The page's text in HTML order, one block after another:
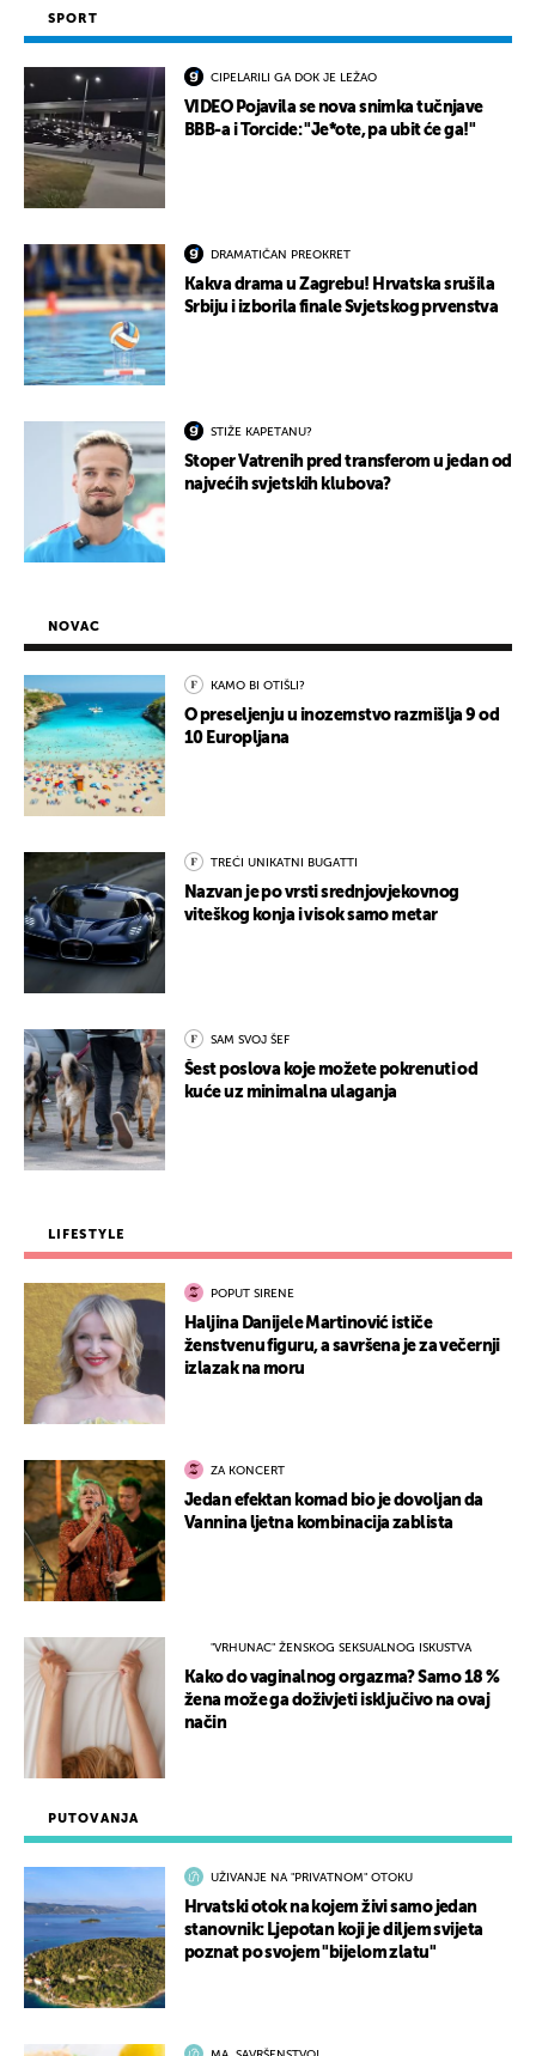
SPORT
CIPELARILI GA DOK JE LEŽAO
VIDEO Pojavila se nova snimka tučnjave
BBB-a i Torcide: "Je*ote, pa ubit će ga!"
DRAMATIČAN PREOKRET
Kakva drama u Zagrebu! Hrvatska srušila
Srbiju i izborila finale Svjetskog prvenstva
STIŽE KAPETANU?
Stoper Vatrenih pred transferom u jedan od
najvećih svjetskih klubova?
PUTOVANJA
UŽIVANJE NA "PRIVATNOM" OTOKU
Hrvatski otok na kojem živi samo jedan
stanovnik: Ljepotan koji je diljem svijeta
poznat po svojem "bijelom zlatu"
NOVAC
KAMO BI OTIŠLI?
O preseljenju u inozemstvo razmišlja 9 od
10 Europljana
TREĆI UNIKATNI BUGATTI
Nazvan je po vrsti srednjovjekovnog
viteškog konja i visok samo metar
SAM SVOJ ŠEF
Šest poslova koje možete pokrenuti od
kuće uz minimalna ulaganja
LIFESTYLE
POPUT SIRENE
Haljina Danijele Martinović ističe
ženstvenu figuru, a savršena je za večernji
izlazak na moru
ZA KONCERT
Jedan efektan komad bio je dovoljan da
Vannina ljetna kombinacija zablista
"VRHUNAC" ŽENSKOG SEKSUALNOG ISKUSTVA
Kako do vaginalnog orgazma? Samo 18 %
žena može ga doživjeti isključivo na ovaj
način